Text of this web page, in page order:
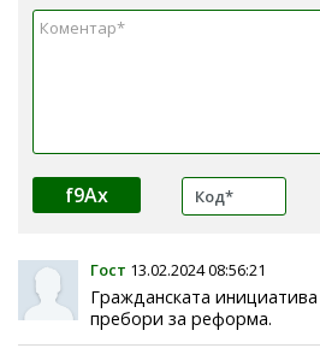
f9Ax
Гост 13.02.2024 08:56:21
Гражданската
пребори за реформа.